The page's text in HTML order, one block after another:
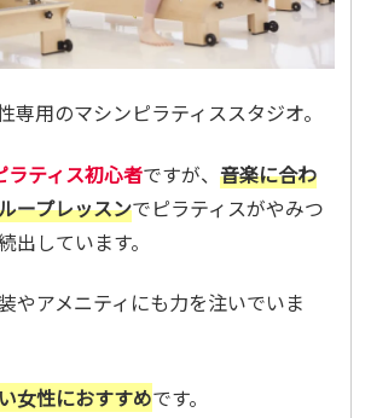
専用のマシンピラティススタジオ。
ラティス初心者ですが、 音楽に合わ
ープレッスンでピラティスがやみつ
出しています。
やアメニティにも力を注いでいま
女性におすすめです。